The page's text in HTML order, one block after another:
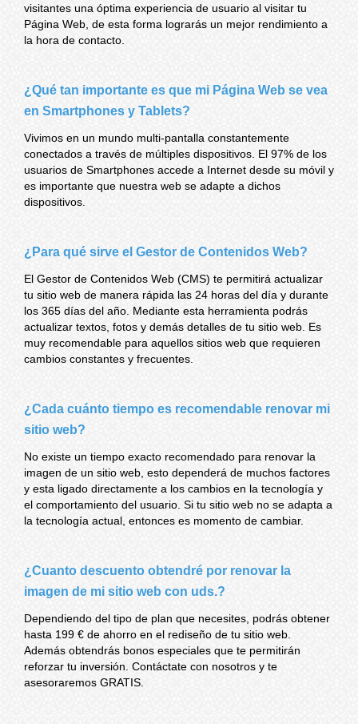
visitantes una óptima experiencia de usuario al visitar tu
Página Web, de esta forma lograrás un mejor rendimiento a
la hora de contacto.
¿Qué tan importante es que mi Página Web se vea
en Smartphones y Tablets?
Vivimos en un mundo multi-pantalla constantemente
conectados a través de múltiples dispositivos. El 97% de los
usuarios de Smartphones accede a Internet desde su móvil y
es importante que nuestra web se adapte a dichos
dispositivos.
¿Para qué sirve el Gestor de Contenidos Web?
El Gestor de Contenidos Web (CMS) te permitirá actualizar
tu sitio web de manera rápida las 24 horas del día y durante
los 365 días del año. Mediante esta herramienta podrás
actualizar textos, fotos y demás detalles de tu sitio web. Es
muy recomendable para aquellos sitios web que requieren
cambios constantes y frecuentes.
¿Cada cuánto tiempo es recomendable renovar mi
sitio web?
No existe un tiempo exacto recomendado para renovar la
imagen de un sitio web, esto dependerá de muchos factores
y esta ligado directamente a los cambios en la tecnología y
el comportamiento del usuario. Si tu sitio web no se adapta a
la tecnología actual, entonces es momento de cambiar.
¿Cuanto descuento obtendré por renovar la
imagen de mi sitio web con uds.?
Dependiendo del tipo de plan que necesites, podrás obtener
hasta 199 € de ahorro en el rediseño de tu sitio web.
Además obtendrás bonos especiales que te permitirán
reforzar tu inversión. Contáctate con nosotros y te
asesoraremos GRATIS.